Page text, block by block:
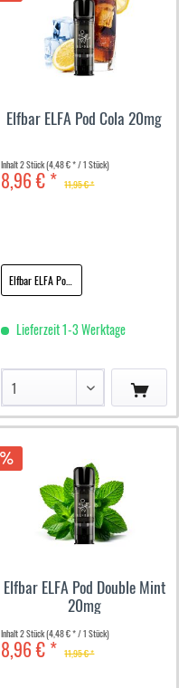
Elfbar ELFA Pod Cola 20mg
Inhalt2 Stück(4,48 € * / 1 Stück)
8,96 € * 11,95 € *
Lieferzeit 1-3 Werktage
Elfbar ELFA Pod Double Mint
20mg
Inhalt2 Stück(4,48 € * / 1 Stück)
8,96 € * 11,95 € *